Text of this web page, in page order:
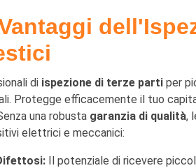
di ispezione di terze parti per
Protegge efficacemente il tuo
una robusta garanzia di qualità,
elettrici e meccanici:
Il potenziale di ricevere